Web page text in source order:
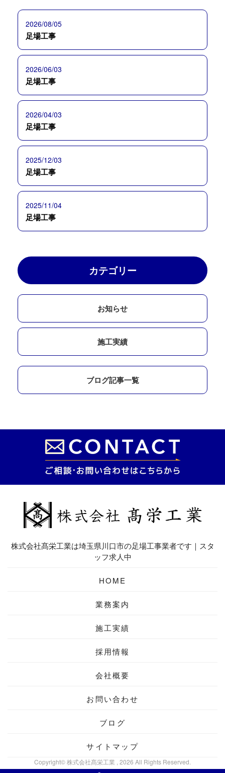
2026/08/05
足場工事
2026/06/03
足場工事
2026/04/03
足場工事
2025/12/03
足場工事
2025/11/04
足場工事
カテゴリー
お知らせ
施工実績
ブログ記事一覧
株式会社髙栄工業は埼玉県川口市の足場工事業者です｜スタ
ッフ求人中
HOME
業務案内
施工実績
採用情報
会社概要
お問い合わせ
ブログ
サイトマップ
Copyright© 株式会社髙栄工業 , 2026 All Rights Reserved.